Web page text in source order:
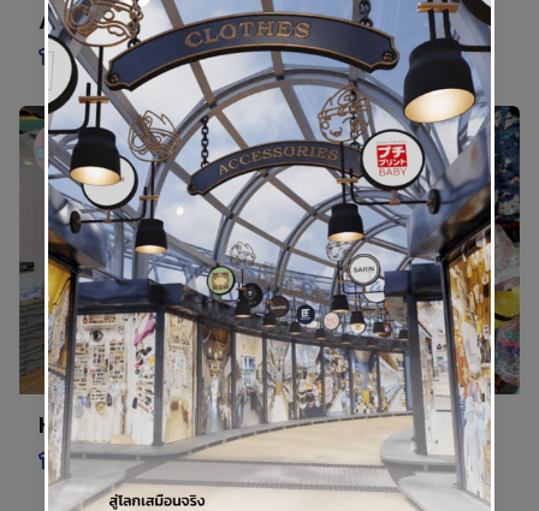
AMPBKK
เสื้อผ้า 2
HUGME.OFFICIAL
เสื้อผ้า 1